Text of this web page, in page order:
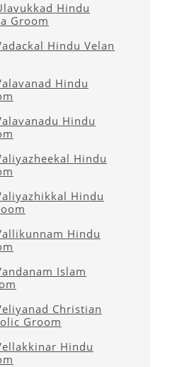
Hindu
Groom
Hindu Velan
Hindu
Hindu
Hindu
Hindu
Hindu
Islam
Christian
Groom
Hindu